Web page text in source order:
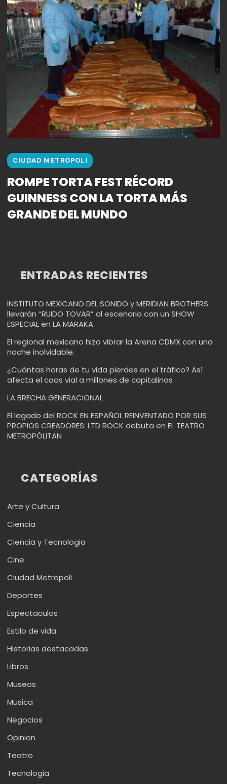
CIUDAD METROPOLI
ROMPE TORTA FEST RÉCORD
GUINNESS CON LA TORTA MÁS
GRANDE DEL MUNDO
ENTRADAS RECIENTES
INSTITUTO MEXICANO DEL SONIDO y MERIDIAN BROTHERS
llevarán “RUIDO TOVAR” al escenario con un SHOW
ESPECIAL en LA MARAKA
El regional mexicano hizo vibrar la Arena CDMX con una
noche inolvidable.
¿Cuántas horas de tu vida pierdes en el tráfico? Así
afecta el caos vial a millones de capitalinos
LA BRECHA GENERACIONAL
El legado del ROCK EN ESPAÑOL REINVENTADO POR SUS
PROPIOS CREADORES: LTD ROCK debuta en EL TEATRO
METROPÓLITAN
CATEGORÍAS
Arte y Cultura
Ciencia
Ciencia y Tecnologia
Cine
Ciudad Metropoli
Deportes
Espectaculos
Estilo de vida
Historias destacadas
Libros
Museos
Musica
Negocios
Opinion
Teatro
Tecnologia